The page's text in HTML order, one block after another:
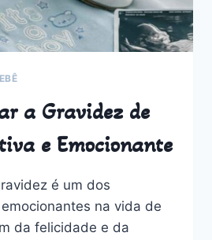
a Gravidez de
e Emocionante
é um dos
na vida de
da felicidade e da